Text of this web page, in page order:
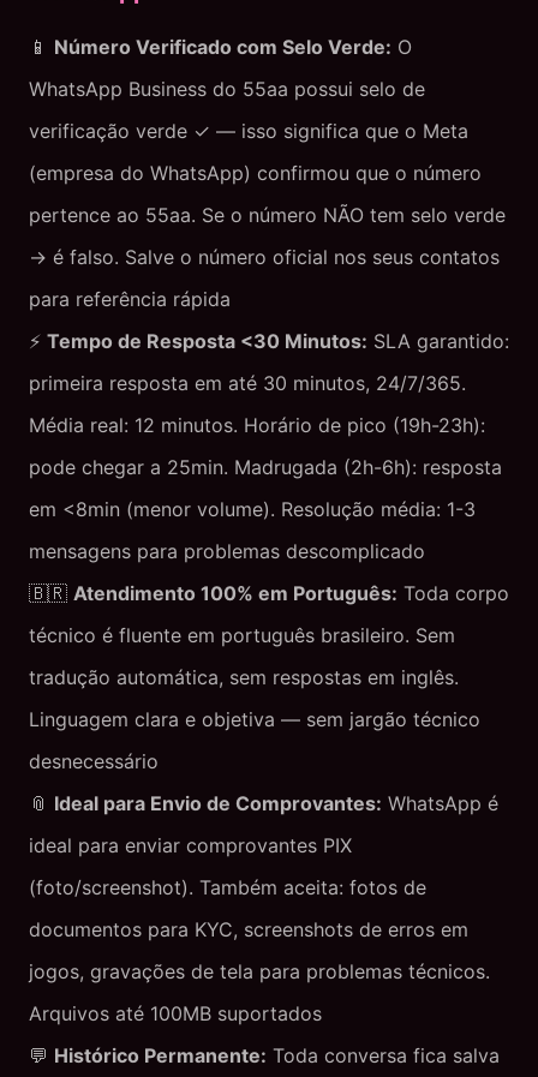
📱 Número Verificado com Selo Verde: O
WhatsApp Business do 55aa possui selo de
verificação verde ✓ — isso significa que o Meta
(empresa do WhatsApp) confirmou que o número
pertence ao 55aa. Se o número NÃO tem selo verde
→ é falso. Salve o número oficial nos seus contatos
para referência rápida
⚡ Tempo de Resposta <30 Minutos: SLA garantido:
primeira resposta em até 30 minutos, 24/7/365.
Média real: 12 minutos. Horário de pico (19h-23h):
pode chegar a 25min. Madrugada (2h-6h): resposta
em <8min (menor volume). Resolução média: 1-3
mensagens para problemas descomplicado
🇧🇷 Atendimento 100% em Português: Toda corpo
técnico é fluente em português brasileiro. Sem
tradução automática, sem respostas em inglês.
Linguagem clara e objetiva — sem jargão técnico
desnecessário
📎 Ideal para Envio de Comprovantes: WhatsApp é
ideal para enviar comprovantes PIX
(foto/screenshot). Também aceita: fotos de
documentos para KYC, screenshots de erros em
jogos, gravações de tela para problemas técnicos.
Arquivos até 100MB suportados
💬 Histórico Permanente: Toda conversa fica salva